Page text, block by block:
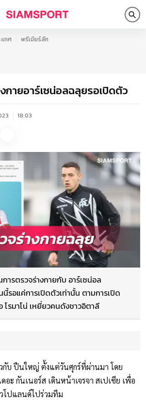
ทศ พรีเมียร์ลีก
กายอาร์เซน่อลฉลุยรอเปิดตัว
18:03
ารตรวจร่างกายกับ อาร์เซน่อล
นี้รอแค่การเปิดตัวเท่านั้น ตามการเปิด
โรมาโน่ เหยี่ยวคนดังชาวอิตาลี
กับ ปืนใหญ่ ตั้งแต่วันศุกร์ที่ผ่านมา โดย
อะ กันเนอร์ส เดินหน้าเจรจา สเปเซีย เพื่อ
โปแลนด์ไปร่วมทีม